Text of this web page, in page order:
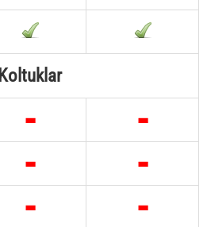
Koltuklar